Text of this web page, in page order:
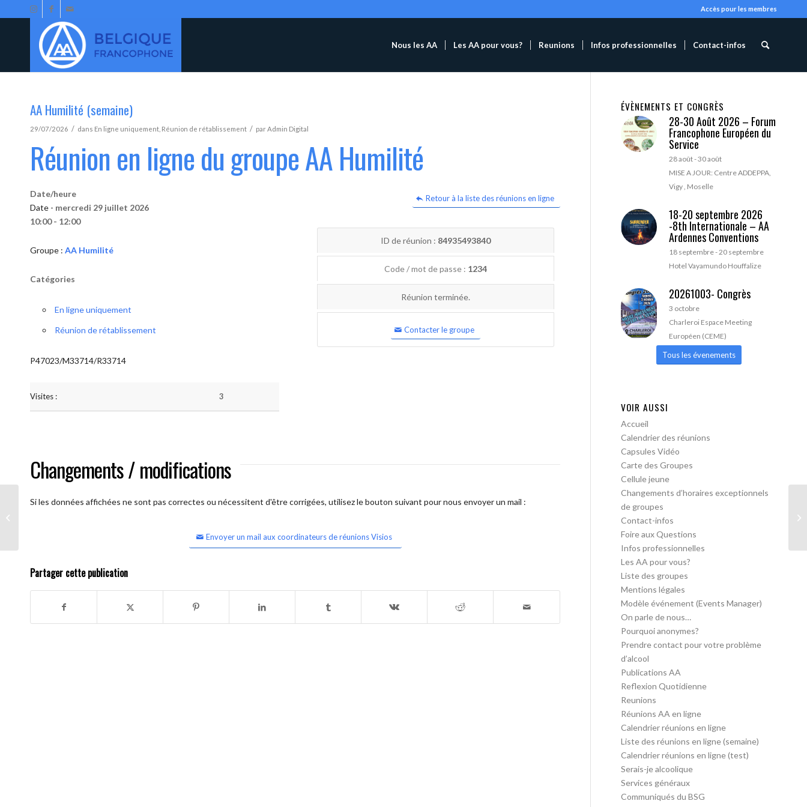
Accès pour les membres
Nous les AA Les AA pour vous? Reunions Infos professionnelles Contact-infos
AA Humilité (semaine)
29/07/2026 / dans En ligne uniquement Réunion de rétablissement / parAdmin Digital
Réunion en ligne du groupe AA Humilité
Retour à la liste des réunions en ligne
Date/heure
Date - mercredi 29 juillet 2026
10:00 - 12:00
Groupe : AA Humilité
Catégories
En ligne uniquement
Réunion de rétablissement
P47023/M33714/R33714
Visites : 3
ID de réunion : 84935493840
Code / mot de passe : 1234
Réunion terminée.
Contacter le groupe
Changements / modifications
Si les données affichées ne sont pas correctes ou nécessitent d'être corrigées, utilisez le bouton suivant pour nous envoyer un mail :
Envoyer un mail aux coordinateurs de réunions Visios
Partager cette publication
ÉVÈNEMENTS ET CONGRÈS
28-30 Août 2026 – Forum
Francophone Européen du
Service
28 août-30 août
MISE A JOUR: Centre ADDEPPA,
Vigy , Moselle
18-20 septembre 2026
-8th Internationale – AA
Ardennes Conventions
18 septembre-20 septembre
Hotel Vayamundo Houffalize
20261003- Congrès
3 octobre
Charleroi Espace Meeting
Européen (CEME)
Tous les évenements
VOIR AUSSI
Accueil
Calendrier des réunions
Capsules Vidéo
Carte des Groupes
Cellule jeune
Changements d’horaires exceptionnels
de groupes
Contact-infos
Foire aux Questions
Infos professionnelles
Les AA pour vous?
Liste des groupes
Mentions légales
Modèle événement (Events Manager)
On parle de nous…
Pourquoi anonymes?
Prendre contact pour votre problème
d’alcool
Publications AA
Reflexion Quotidienne
Reunions
Réunions AA en ligne
Calendrier réunions en ligne
Liste des réunions en ligne (semaine)
Calendrier réunions en ligne (test)
Serais-je alcoolique
Services généraux
Communiqués du BSG